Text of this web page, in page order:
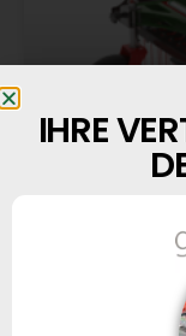
VOM
Virtueller
IHRE